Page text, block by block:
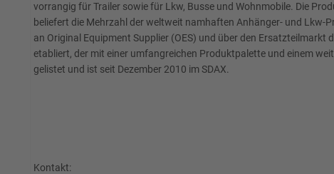
vorrangig für Trailer sowie für Lkw, Busse und Wohnmobile. Die
beliefert die Mehrzahl der weltweit namhaften Anhänger- und Lkw-
an Original Equipment Supplier (OES) und über den
etabliert, der mit einer umfangreichen Produktpalette und einem
gelistet und ist seit Dezember 2010 im SDAX.
Kontakt: